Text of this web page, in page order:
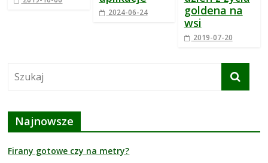
2024-06-24
goldena na
wsi
2019-07-20
Najnowsze
Firany gotowe czy na metry?